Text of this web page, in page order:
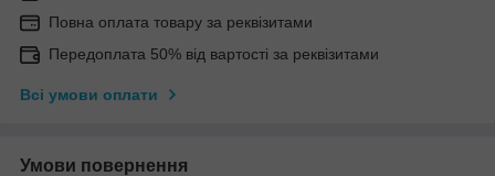
Повна оплата товару за реквізитами
Передоплата 50% від вартості за реквізитами
Всі умови оплати
Умови повернення